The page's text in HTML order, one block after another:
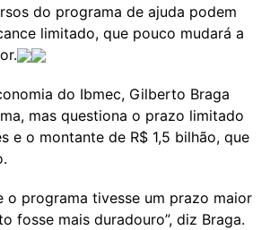
do programa de ajuda podem
limitado, que pouco mudará a
do Ibmec, Gilberto Braga
mas questiona o prazo limitado
e o montante de R$ 1,5 bilhão, que
o programa tivesse um prazo maior
fosse mais duradouro”, diz Braga.